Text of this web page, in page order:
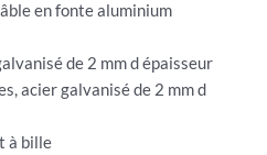
en fonte aluminium
de 2 mm d épaisseur
acier galvanisé de 2 mm d
à bille